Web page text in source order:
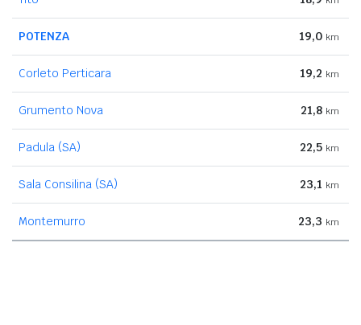
POTENZA 19,0 km
Corleto Perticara 19,2 km
Grumento Nova 21,8 km
Padula (SA) 22,5 km
Sala Consilina (SA) 23,1 km
Montemurro 23,3 km